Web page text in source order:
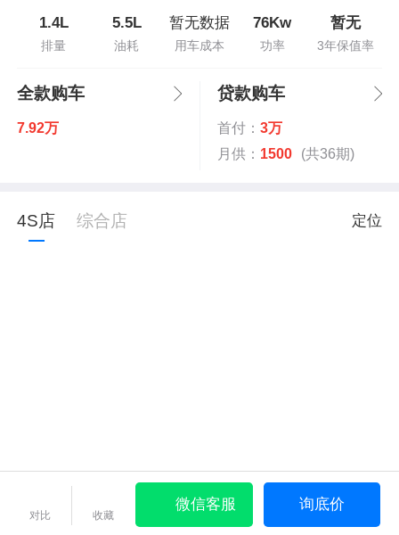
1.4L
排量
5.5L
油耗
暂无数据
用车成本
76Kw
功率
暂无
3年保值率
全款购车
7.92万
贷款购车
首付： 3万
月供： 1500 (共36期)
4S店 综合店 定位
对比 收藏
微信客服 询底价